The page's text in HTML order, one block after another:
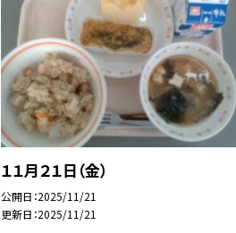
１１月２１日（金）
公開日 2025/11/21
更新日 2025/11/21